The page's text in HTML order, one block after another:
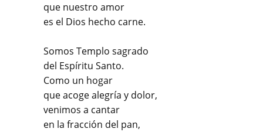
que nuestro amor
es el Dios hecho carne.
Somos Templo sagrado
del Espíritu Santo.
Como un hogar
que acoge alegría y dolor,
venimos a cantar
en la fracción del pan,